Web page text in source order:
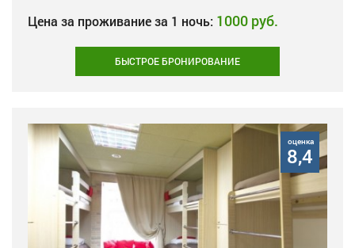
Цена за проживание за 1 ночь: 1000 руб.
БЫСТРОЕ БРОНИРОВАНИЕ
оценка
8,4